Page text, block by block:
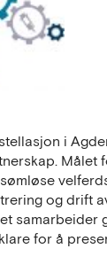
i
og drift
for å